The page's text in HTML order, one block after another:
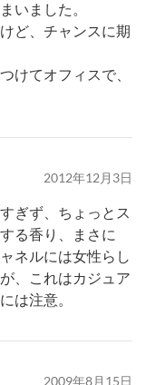
いました。
ど、チャンスに期
けてオフィスで、
2012年12月3日
ぎず、ちょっとス
る香り、まさに
ネルには女性らし
、これはカジュア
は注意。
2009年8月15日